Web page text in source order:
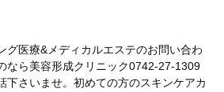
グ医療&メディカルエステのお問い合わ
なら美容形成クリニック0742-27-1309
下さいませ。初めての方のスキンケアカ